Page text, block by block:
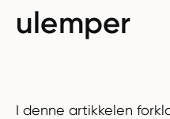
ulemper
I denne artikkelen